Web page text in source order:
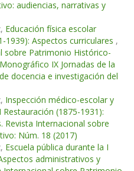
audiencias, narrativas y
Educación física escolar
1939): Aspectos curriculares ,
sobre Patrimonio Histórico-
IX Jornadas de la
docencia e investigación del
Inspección médico-escolar y
(1875-1931):
Revista Internacional sobre
Núm. 18 (2017)
Escuela pública durante la I
administrativos y